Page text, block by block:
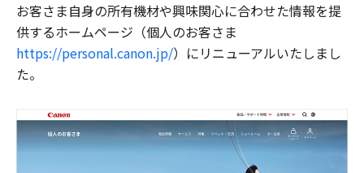
お客さま自身の所有機材や興味関心に合わせた情報を提
供するホームページ（個人のお客さま
https://personal.canon.jp/）にリニューアルいたしまし
た。